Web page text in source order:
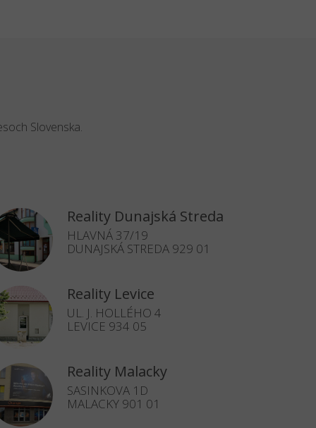
Slovenska.
Reality Dunajská Streda
HLAVNÁ 37/19
DUNAJSKÁ STREDA 929 01
Reality Levice
UL. J. HOLLÉHO 4
LEVICE 934 05
Reality Malacky
SASINKOVA 1D
MALACKY 901 01